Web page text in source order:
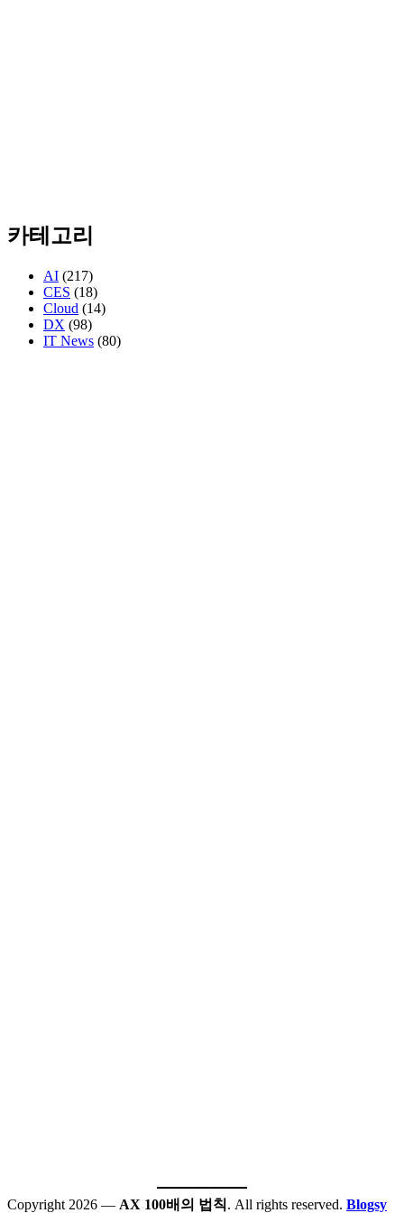
카테고리
AI (217)
CES (18)
Cloud (14)
DX (98)
IT News (80)
Copyright 2026 — AX 100배의 법칙. All rights reserved. Blogsy